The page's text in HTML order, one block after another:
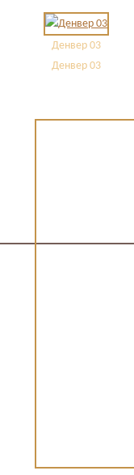
Денвер 03
Денвер 03